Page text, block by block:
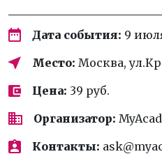
Дата события: 9
Место: Москва,
Цена: 39 руб.
Организатор:
Контакты: